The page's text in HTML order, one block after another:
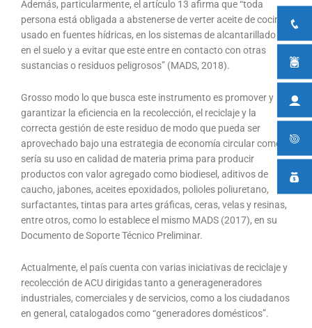
Además, particularmente, el artículo 13 afirma que “toda
persona está obligada a abstenerse de verter aceite de cocina
usado en fuentes hídricas, en los sistemas de alcantarillado o
en el suelo y a evitar que este entre en contacto con otras
sustancias o residuos peligrosos” (MADS, 2018).
Grosso modo lo que busca este instrumento es promover y
garantizar la eficiencia en la recolección, el reciclaje y la
correcta gestión de este residuo de modo que pueda ser
aprovechado bajo una estrategia de economía circular como lo
sería su uso en calidad de materia prima para producir
productos con valor agregado como biodiesel, aditivos de
caucho, jabones, aceites epoxidados, polioles poliuretano,
surfactantes, tintas para artes gráficas, ceras, velas y resinas,
entre otros, como lo establece el mismo MADS (2017), en su
Documento de Soporte Técnico Preliminar.
Actualmente, el país cuenta con varias iniciativas de reciclaje y
recolección de ACU dirigidas tanto a generageneradores
industriales, comerciales y de servicios, como a los ciudadanos
en general, catalogados como “generadores domésticos”.